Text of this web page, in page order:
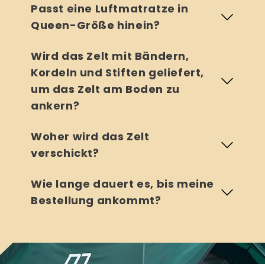
Passt eine Luftmatratze in
Queen-Größe hinein?
Wird das Zelt mit Bändern,
Kordeln und Stiften geliefert,
um das Zelt am Boden zu
ankern?
Woher wird das Zelt
verschickt?
Wie lange dauert es, bis meine
Bestellung ankommt?